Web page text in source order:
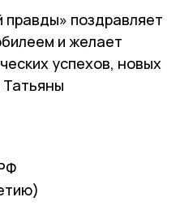
поздравляет
и желает
успехов, новых
Татьяны